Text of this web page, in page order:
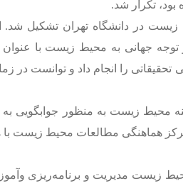
تکرار شد.
مرکز هماهنگی مطالعات محیط زیست در
بعد از کنفرانس سران زمین در استکهلم در سال1350(1972
را انجام داد و توانست در
زیست به منظور جوابگویی به
هماهنگی مطالعات محیط زیست
زیست مدیریت و برنامه‌ریزی